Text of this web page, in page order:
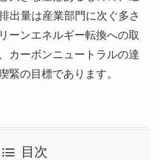
出量は産業部門に次ぐ多さ
ーンエネルギー転換への取
カーボンニュートラルの達
緊の目標であります。
目次